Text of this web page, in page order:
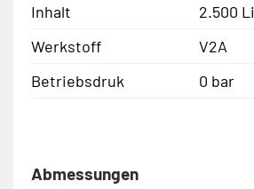
Inhalt
2.500
Werkstoff
V2A
Betriebsdruk
0 bar
Abmessungen